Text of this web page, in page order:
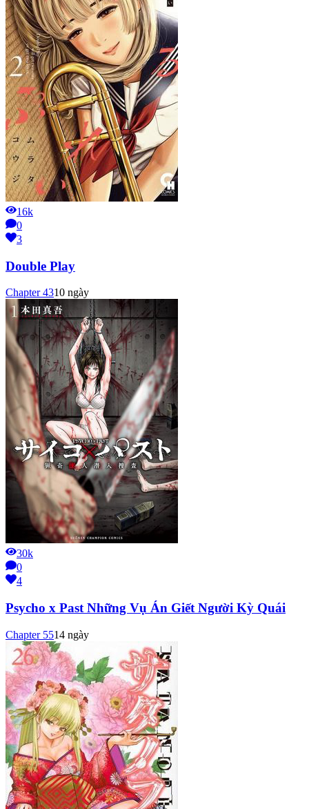
16k
0
3
Double Play
Chapter4310 ngày
30k
0
4
Psycho x Past Những Vụ Án Giết Người Kỳ Quái
Chapter 5514 ngày